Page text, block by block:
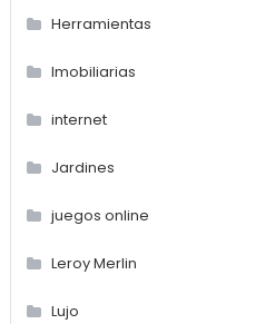
Herramientas
Imobiliarias
internet
Jardines
juegos online
Leroy Merlin
Lujo